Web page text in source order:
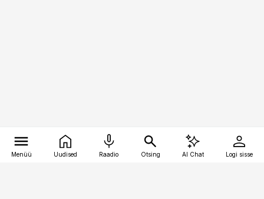
Menüü Uudised Raadio Otsing AI Chat Logi sisse